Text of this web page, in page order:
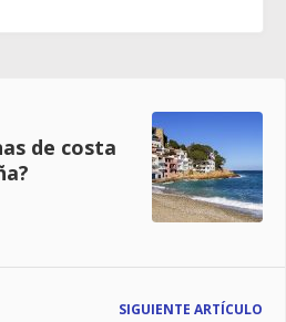
de costa
SIGUIENTE ARTÍCULO